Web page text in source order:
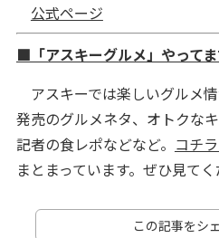
公式ページ
■「アスキーグルメ」やって
アスキーでは楽しいグルメ
発売のグルメネタ、オトクな
記者の食レポなどなど。 コチ
まとまっています。ぜひ見てく
この記事をシ